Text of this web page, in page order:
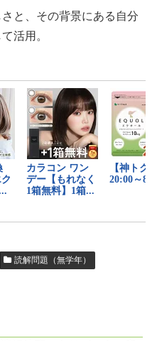
と、その背景にある自分
活用。
読解問題（無学年）